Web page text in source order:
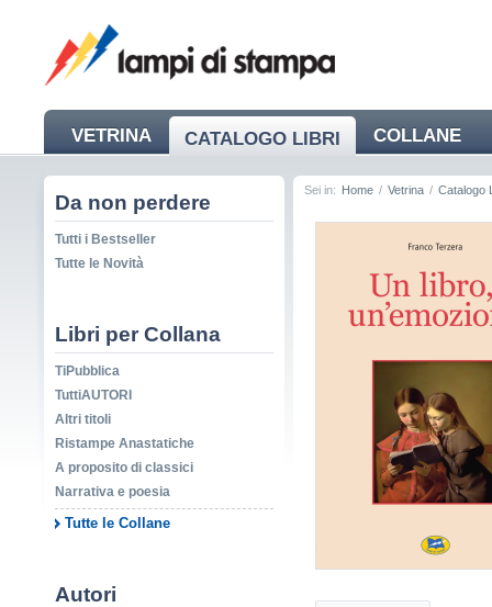
VETRINA CATALOGO LIBRI COLLANE
NEWS
Da non perdere
Tutti i Bestseller
Tutte le Novità
Libri per Collana
TiPubblica
TuttiAUTORI
Altri titoli
Ristampe Anastatiche
A proposito di classici
Narrativa e poesia
Tutte le Collane
Autori
Sei in: Home / Vetrina / Catalogo